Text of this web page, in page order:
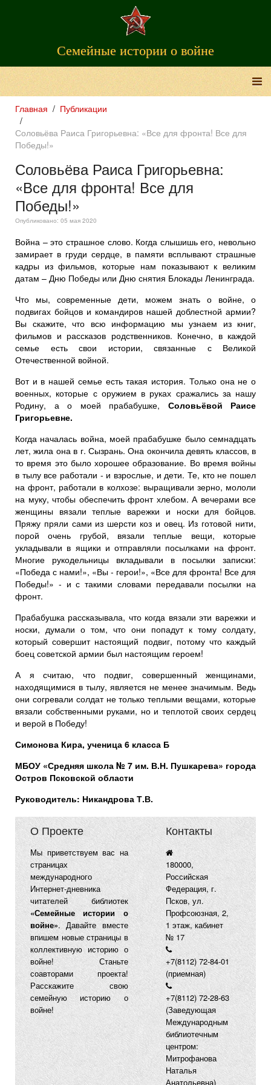
Семейные истории о войне
Главная
Публикации
Соловьёва Раиса Григорьевна: «Все для фронта! Все для
Победы!»
Соловьёва Раиса Григорьевна:
«Все для фронта! Все для
Победы!»
Опубликовано: 05 мая 2020
Война – это страшное слово. Когда слышишь его, невольно
замирает в груди сердце, в памяти всплывают страшные
кадры из фильмов, которые нам показывают к великим
датам – Дню Победы или Дню снятия Блокады Ленинграда.
Что мы, современные дети, можем знать о войне, о
подвигах бойцов и командиров нашей доблестной армии?
Вы скажите, что всю информацию мы узнаем из книг,
фильмов и рассказов родственников. Конечно, в каждой
семье есть свои истории, связанные с Великой
Отечественной войной.
Вот и в нашей семье есть такая история. Только она не о
военных, которые с оружием в руках сражались за нашу
Родину, а о моей прабабушке, Соловьёвой Раисе
Григорьевне.
Когда началась война, моей прабабушке было семнадцать
лет, жила она в г. Сызрань. Она окончила девять классов, в
то время это было хорошее образование. Во время войны
в тылу все работали - и взрослые, и дети. Те, кто не пошел
на фронт, работали в колхозе: выращивали зерно, мололи
на муку, чтобы обеспечить фронт хлебом. А вечерами все
женщины вязали теплые варежки и носки для бойцов.
Пряжу пряли сами из шерсти коз и овец. Из готовой нити,
порой очень грубой, вязали теплые вещи, которые
укладывали в ящики и отправляли посылками на фронт.
Многие рукодельницы вкладывали в посылки записки:
«Победа с нами!», «Вы - герои!», «Все для фронта! Все для
Победы!» - и с такими словами передавали посылки на
фронт.
Прабабушка рассказывала, что когда вязали эти варежки и
носки, думали о том, что они попадут к тому солдату,
который совершит настоящий подвиг, потому что каждый
боец советской армии был настоящим героем!
А я считаю, что подвиг, совершенный женщинами,
находящимися в тылу, является не менее значимым. Ведь
они согревали солдат не только теплыми вещами, которые
вязали собственными руками, но и теплотой своих сердец
и верой в Победу!
Симонова Кира, ученица 6 класса Б
МБОУ «Средняя школа № 7 им. В.Н. Пушкарева» города
Остров Псковской области
Руководитель: Никандрова Т.В.
О Проекте
Мы приветствуем вас на
страницах
международного
Интернет-дневника
читателей библиотек
«Семейные истории о
войне». Давайте вместе
впишем новые страницы в
коллективную историю о
войне! Станьте
соавторами проекта!
Расскажите свою
семейную историю о
войне!
Контакты
180000,
Российская
Федерация, г.
Псков, ул.
Профсоюзная, 2,
1 этаж, кабинет
№ 17
+7(8112) 72-84-01
(приемная)
+7(8112) 72-28-63
(Заведующая
Международным
библиотечным
центром:
Митрофанова
Наталья
Анатольевна)